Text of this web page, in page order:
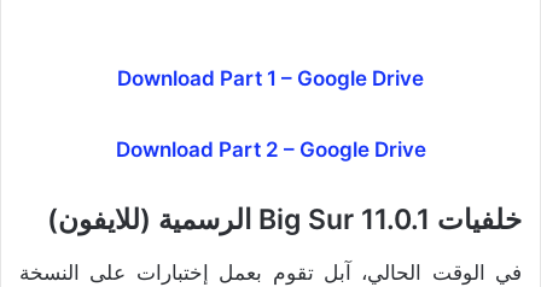
Download Part 1 – Google Drive
Download Part 2 – Google Drive
خلفيات Big Sur 11.0.1 الرسمية (للايفون)
في الوقت الحالي، آبل تقوم بعمل إختبارات على النسخة